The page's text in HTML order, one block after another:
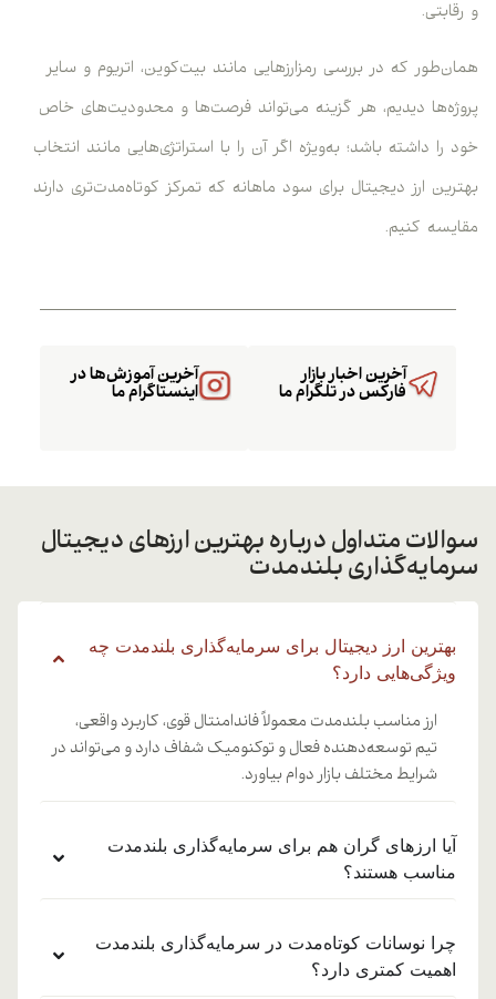
و رقابتی.
همان‌طور که در بررسی رمزارزهایی مانند بیت‌کوین، اتریوم و سایر
پروژه‌ها دیدیم، هر گزینه می‌تواند فرصت‌ها و محدودیت‌های خاص
خود را داشته باشد؛ به‌ویژه اگر آن را با استراتژی‌هایی مانند انتخاب
بهترین ارز دیجیتال برای سود ماهانه که تمرکز کوتاه‌مدت‌تری دارند
مقایسه کنیم.
آخرین آموزش‌ها در
اینستاگرام ما
آخرین اخبار بازار
فارکس در تلگرام ما
سوالات متداول درباره بهترین ارزهای دیجیتال
سرمایه‌گذاری بلندمدت
بهترین ارز دیجیتال برای سرمایه‌گذاری بلندمدت چه
ویژگی‌هایی دارد؟
ارز مناسب بلندمدت معمولاً فاندامنتال قوی، کاربرد واقعی،
تیم توسعه‌دهنده فعال و توکنومیک شفاف دارد و می‌تواند در
شرایط مختلف بازار دوام بیاورد.
آیا ارزهای گران هم برای سرمایه‌گذاری بلندمدت
مناسب هستند؟
چرا نوسانات کوتاه‌مدت در سرمایه‌گذاری بلندمدت
اهمیت کمتری دارد؟